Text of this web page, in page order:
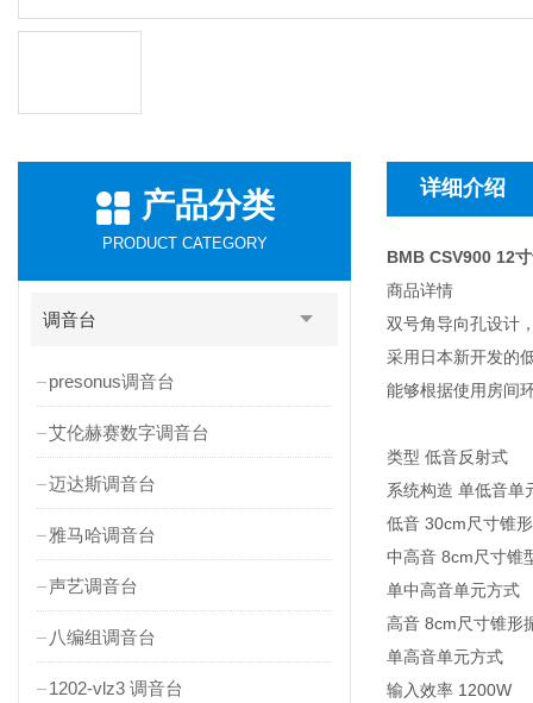
产品分类
PRODUCT CATEGORY
调音台
presonus调音台
艾伦赫赛数字调音台
迈达斯调音台
雅马哈调音台
声艺调音台
八编组调音台
1202-vlz3 调音台
详细介绍
BMB CSV900 12
商品详情
双号角导向孔设计
采用日本新开发的
能够根据使用房间
类型 低音反射式
系统构造 单低音单
低音 30cm尺寸锥
中高音 8cm尺寸锥
单中高音单元方式
高音 8cm尺寸锥形
单高音单元方式
输入效率 1200W